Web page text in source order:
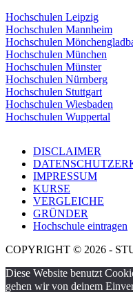
Hochschulen Leipzig
Hochschulen Mannheim
Hochschulen
Hochschulen München
Hochschulen Münster
Hochschulen Nürnberg
Hochschulen Stuttgart
Hochschulen Wiesbaden
Hochschulen Wuppertal
DISCLAIMER
IMPRESSUM
KURSE
VERGLEICHE
GRÜNDER
Hochschule eintragen
COPYRIGHT © 2026 -
Diese Website benutzt
gehen wir von deinem